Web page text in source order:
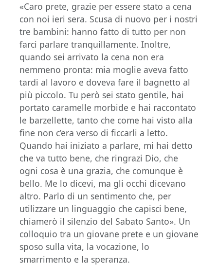
«Caro prete, grazie per essere stato a cena
con noi ieri sera. Scusa di nuovo per i nostri
tre bambini: hanno fatto di tutto per non
farci parlare tranquillamente. Inoltre,
quando sei arrivato la cena non era
nemmeno pronta: mia moglie aveva fatto
tardi al lavoro e doveva fare il bagnetto al
più piccolo. Tu però sei stato gentile, hai
portato caramelle morbide e hai raccontato
le barzellette, tanto che come hai visto alla
fine non c’era verso di ficcarli a letto.
Quando hai iniziato a parlare, mi hai detto
che va tutto bene, che ringrazi Dio, che
ogni cosa è una grazia, che comunque è
bello. Me lo dicevi, ma gli occhi dicevano
altro. Parlo di un sentimento che, per
utilizzare un linguaggio che capisci bene,
chiamerò il silenzio del Sabato Santo». Un
colloquio tra un giovane prete e un giovane
sposo sulla vita, la vocazione, lo
smarrimento e la speranza.